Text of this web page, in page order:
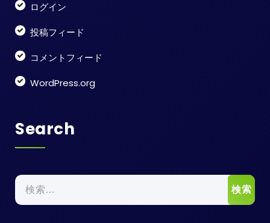
ログイン
投稿フィード
コメントフィード
WordPress.org
Search
検